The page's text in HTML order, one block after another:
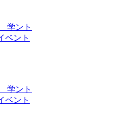
学ント
ベント
学ント
ベント